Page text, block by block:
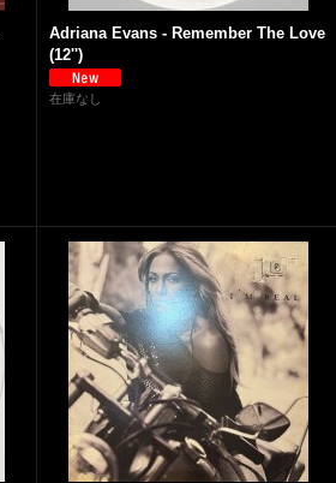
Adriana Evans - Remember The Love
(12'')
在庫なし